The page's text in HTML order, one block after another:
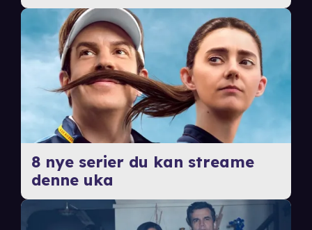
8 nye serier du kan streame
denne uka